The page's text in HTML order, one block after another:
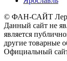
© ФАН-САЙТ
Данный сайт не
является
другие товарные
Официальный